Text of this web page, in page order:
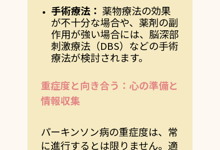
手術療法： 薬物療法の効果
が不十分な場合や、薬剤の副
作用が強い場合には、脳深部
刺激療法（DBS）などの手術
療法が検討されます。
重症度と向き合う：心の準備と
情報収集
パーキンソン病の重症度は、常
に進行するとは限りません。適